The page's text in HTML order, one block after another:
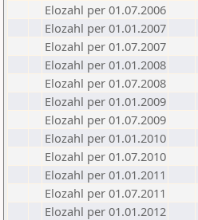
Elozahl per 01.07.2006
Elozahl per 01.01.2007
Elozahl per 01.07.2007
Elozahl per 01.01.2008
Elozahl per 01.07.2008
Elozahl per 01.01.2009
Elozahl per 01.07.2009
Elozahl per 01.01.2010
Elozahl per 01.07.2010
Elozahl per 01.01.2011
Elozahl per 01.07.2011
Elozahl per 01.01.2012